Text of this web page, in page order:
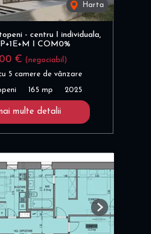
Harta
- centru I individuala,
I COM0%
€ (negociabil)
5 camere de vânzare
165 mp 2025
multe detalii
Next